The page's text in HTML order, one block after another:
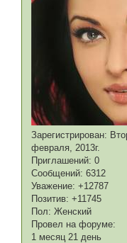
Зарегистрирован:
февраля, 2013г.
Приглашений: 0
Сообщений: 6312
Уважение: +12787
Позитив: +11745
Пол: Женский
Провел на форуме:
1 месяц 21 день